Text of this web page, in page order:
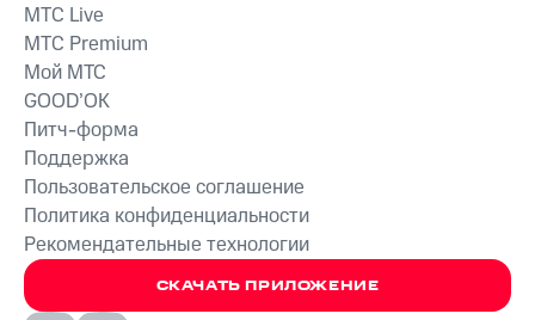
СКАЧАТЬ ПРИЛОЖЕНИЕ
MTС Live
MTС Premium
Мой МТС
GOOD’OK
Питч-форма
Поддержка
Пользовательское соглашение
Политика конфиденциальности
Рекомендательные технологии